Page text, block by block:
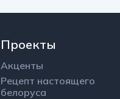
Проекты
Акценты
Рецепт настоящего
белоруса